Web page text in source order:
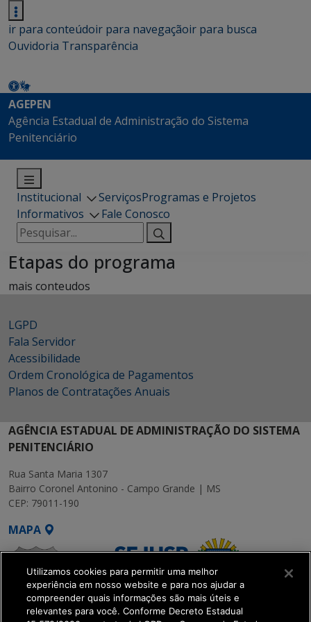
ir para conteúdoir para navegaçãoir para busca
Ouvidoria Transparência
AGEPEN
Agência Estadual de Administração do Sistema
Penitenciário
Institucional ServiçosProgramas e Projetos
Informativos
Fale Conosco
Pesquisar
por:
Etapas do programa
mais conteudos
LGPD
Fala Servidor
Acessibilidade
Ordem Cronológica de Pagamentos
Planos de Contratações Anuais
AGÊNCIA ESTADUAL DE ADMINISTRAÇÃO DO SISTEMA
PENITENCIÁRIO
Rua Santa Maria 1307
Bairro Coronel Antonino - Campo Grande | MS
CEP: 79011-190
MAPA
Utilizamos cookies para permitir uma melhor
experiência em nosso website e para nos ajudar a
compreender quais informações são mais úteis e
relevantes para você. Conforme Decreto Estadual